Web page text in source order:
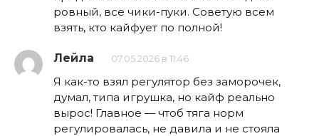
ровный, все чики-пуки. Советую всем
взять, кто кайфует по полной!
Лейла 07.05.2026 в 11:46
Я как-то взял регулятор без заморочек,
думал, типа игрушка, но кайф реально
вырос! Главное — чтоб тяга норм
регулировалась, не давила и не стояла